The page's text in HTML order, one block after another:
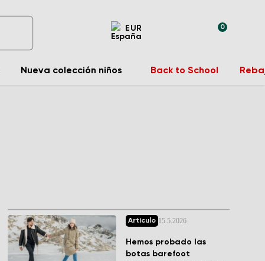
EUR 0
Nueva colección niños Back to School
Artículo 15.5.2026
Hemos probado las
botas barefoot